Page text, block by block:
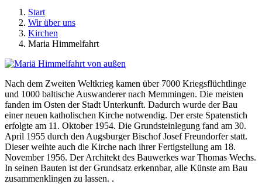
Start
Wir über uns
Kirchen
Maria Himmelfahrt
Nach dem Zweiten Weltkrieg kamen über 7000 Kriegsflüchtlinge
und 1000 baltische Auswanderer nach Memmingen. Die meisten
fanden im Osten der Stadt Unterkunft. Dadurch wurde der Bau
einer neuen katholischen Kirche notwendig. Der erste Spatenstich
erfolgte am 11. Oktober 1954. Die Grundsteinlegung fand am 30.
April 1955 durch den Augsburger Bischof Josef Freundorfer statt.
Dieser weihte auch die Kirche nach ihrer Fertigstellung am 18.
November 1956. Der Architekt des Bauwerkes war Thomas Wechs.
In seinen Bauten ist der Grundsatz erkennbar, alle Künste am Bau
zusammenklingen zu lassen. .